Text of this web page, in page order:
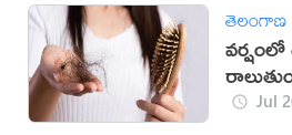
తెలంగాణ
వర్షంలో
Jul